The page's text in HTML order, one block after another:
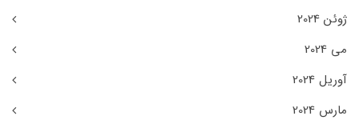
ژوئن 2024
می 2024
آوریل 2024
مارس 2024